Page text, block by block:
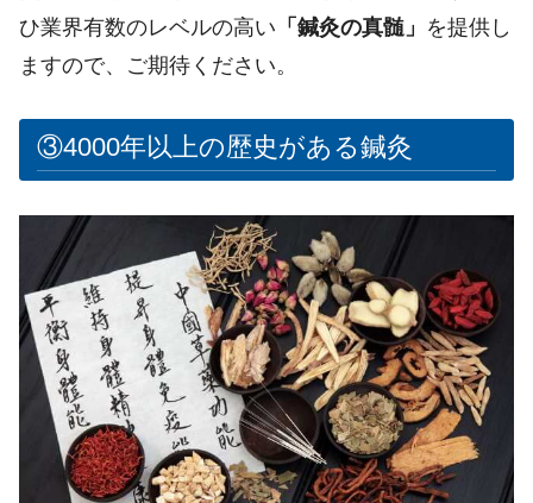
ひ業界有数のレベルの高い 「鍼灸の真髄」 を提供し
ますので、ご期待ください。
③4000年以上の歴史がある鍼灸